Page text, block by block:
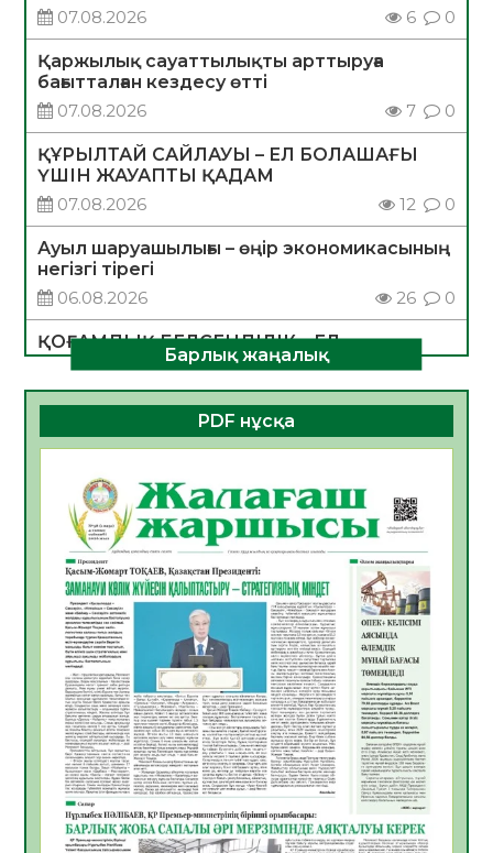
07.08.2026
6 0
Қаржылық сауаттылықты арттыруға
бағытталған кездесу өтті
07.08.2026
7 0
ҚҰРЫЛТАЙ САЙЛАУЫ – ЕЛ БОЛАШАҒЫ
ҮШІН ЖАУАПТЫ ҚАДАМ
07.08.2026
12 0
Ауыл шаруашылығы – өңір экономикасының
негізгі тірегі
06.08.2026
26 0
ҚОҒАМДЫҚ БЕЛСЕНДІЛІК – ЕЛ
ДАМУЫНЫҢ НЕГІЗІ
06.08.2026
24 0
ҚҰРЫЛТАЙ САЙЛАУЫ – БОЛАШАҚҚА
БАСТАР ЖАУАПТЫ ТАҢДАУ
06.08.2026
Инфекциялық ауруларға қарсы иммундау
жұмыстарының тиімділігі
06.08.2026
28
Көкжөтел ауруы туралы
06.08.2026
25
АПВ вакцинасы туралы мәлімет
06.08.2026
26
Open Air: Қызылорда облысы полиция
департаменті 20 мыңнан астам
көрерменнің қауіпсіздігін қамтамасыз етті
06.08.2026
38
Барлық жаңалық
PDF нұсқа